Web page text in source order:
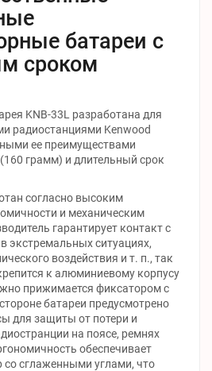
батареи с
сроком
KNB-33L разработана для
радиостанциями Kenwood
ее преимуществами
грамм) и длительный срок
согласно высоким
и механическим
гарантирует контакт с
экстремальных ситуациях,
воздействия и т. п., так
к алюминиевому корпусу
прижимается фиксатором с
батареи предусмотрено
для защиты от потери и
на поясе, ремнях
обеспечивает
сглаженными углами, что